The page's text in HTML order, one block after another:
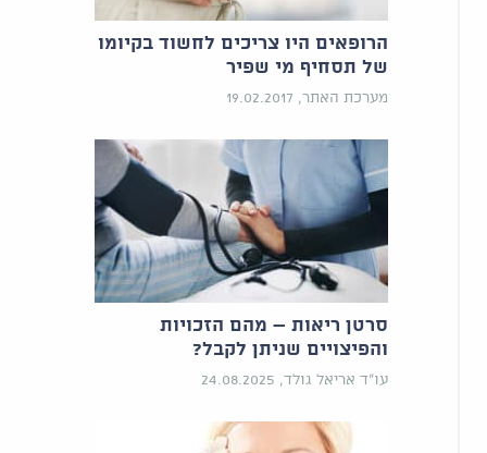
הרופאים היו צריכים לחשוד בקיומו
של תסחיף מי שפיר
מערכת האתר, 19.02.2017
סרטן ריאות – מהם הזכויות
והפיצויים שניתן לקבל?
עו"ד אריאל גולד, 24.08.2025